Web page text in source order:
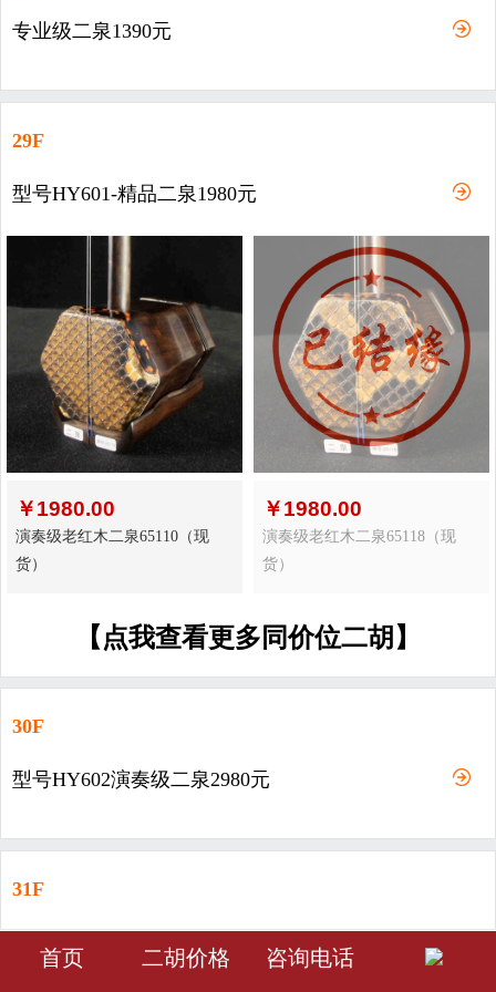
专业级二泉1390元
29F
型号HY601-精品二泉1980元
￥1980.00
演奏级老红木二泉65110（现
货）
￥1980.00
演奏级老红木二泉65118（现
货）
【点我查看更多同价位二胡】
30F
型号HY602演奏级二泉2980元
31F
型号HY603-演奏级二泉3980元
󰀁 󰀅
首页 二胡价格 咨询电话